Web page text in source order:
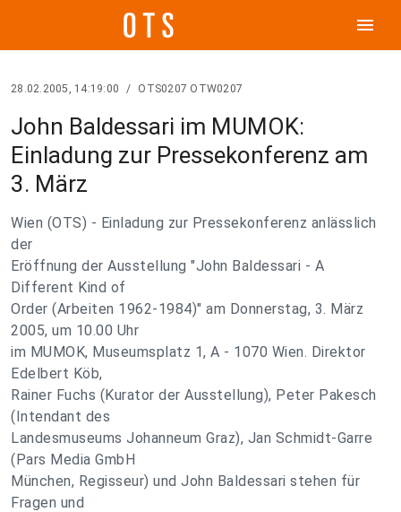
menu
28.02.2005, 14:19:00 / OTS0207 OTW0207
John Baldessari im MUMOK:
Einladung zur Pressekonferenz am
3. März
Wien (OTS) - Einladung zur Pressekonferenz anlässlich
der
Eröffnung der Ausstellung "John Baldessari - A
Different Kind of
Order (Arbeiten 1962-1984)" am Donnerstag, 3. März
2005, um 10.00 Uhr
im MUMOK, Museumsplatz 1, A - 1070 Wien. Direktor
Edelbert Köb,
Rainer Fuchs (Kurator der Ausstellung), Peter Pakesch
(Intendant des
Landesmuseums Johanneum Graz), Jan Schmidt-Garre
(Pars Media GmbH
München, Regisseur) und John Baldessari stehen für
Fragen und